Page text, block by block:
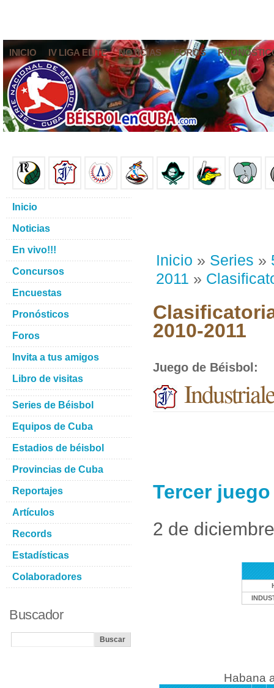
INICIO IV LIGA ELITE NOTICIAS FOROS
Inicio » Series »
2011 »
2010-2011
Juego de Béisbol :
Tercer
2 de
Habana
Inicio
Noticias
En vivo!!!
Concursos
Encuestas
Pronósticos
Foros
Invita a tus amigos
Libro de visitas
Series de Béisbol
Equipos de Cuba
Estadios de béisbol
Provincias de Cuba
Reportajes
Artículos
Records
Estadísticas
Colaboradores
Buscador